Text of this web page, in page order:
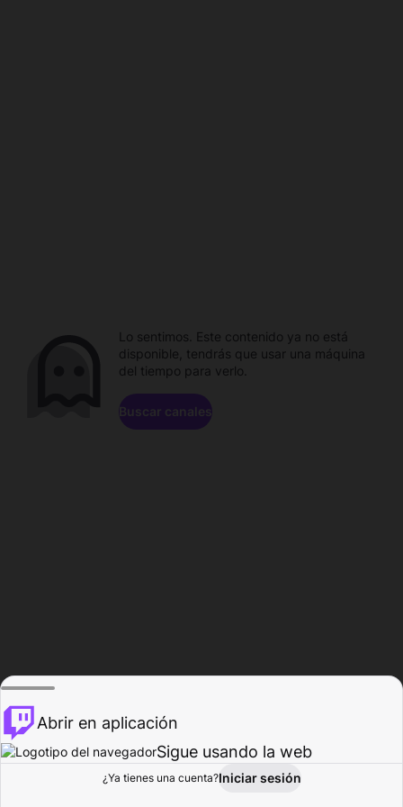
Explorar Actividad
Lo sentimos. Este contenido ya no está
disponible, tendrás que usar una máquina
del tiempo para verlo.
Buscar canales
Abrir en aplicación
Sigue usando la web
¿Ya tienes una cuenta?Iniciar sesión